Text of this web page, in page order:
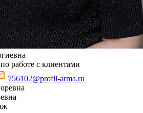
работе с клиентами
756102@profil-arma.ru